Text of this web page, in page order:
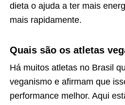
dieta o ajuda a ter mais
mais rapidamente.
Quais são os atletas
Há muitos atletas no Brasil
veganismo e afirmam que
performance melhor. Aqui